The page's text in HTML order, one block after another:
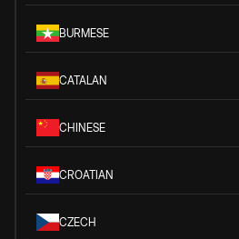
BURMESE
CATALAN
CHINESE
CROATIAN
CZECH